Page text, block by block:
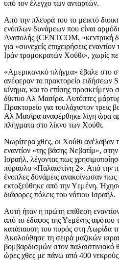
υπό τον έλεγχο των ανταρτών.
Από την πλευρά του το μεικτό
ενόπλων δυνάμεων που είναι
Ανατολής (CENTCOM, «κεντρική
για «συνεχείς επιχειρήσεις
Ιράν τρομοκρατών Χούθι», χωρίς
«Αμερικανικό πλήγμα» έβαλε στο
ανέφεραν το πρακτορείο ειδήσεων
κίνημα, και το επίσης προσκείμενο
δίκτυο Αλ Μασίρα. Αυτόπτες
Πρακτορείο για τουλάχιστον τρεις
Αλ Μασίρα αναφέρθηκε λίγη ώρα
πλήγματα στο λίκνο των Χούθι.
Νωρίτερα χθες, οι Χούθι ανέλαβαν
εναντίον «της βάσης Νεβατίμ»,
Ισραήλ, λέγοντας πως
πύραυλο «Παλαιστίνη 2». Από την
ένοπλες δυνάμεις ανακοίνωσαν
εκτοξεύθηκε από την Υεμένη.
διάφορες πόλεις του νότιου Ισραήλ.
Αυτή ήταν η πρώτη επίθεση
από το έδαφος της Υεμένης αφότου
κατάπαυση του πυρός στη Λωρίδα
Ακολούθησε τη σειρά μαζικών
βομβαρδισμών στον παλαιστινιακό
ώρες χθες με πάνω από 400